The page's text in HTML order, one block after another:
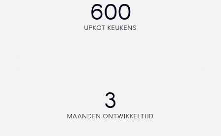
600
UPKOT KEUKENS
3
MAANDEN ONTWIKKELTIJD